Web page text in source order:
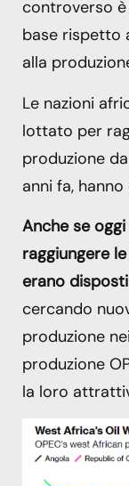
controverso
base rispetto
alla
Le nazioni
lottato per
produzione
anni fa,
Anche se
raggiungere
erano
cercando
produzione
produzione
la loro